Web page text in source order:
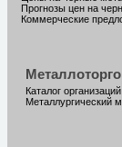
Прогнозы цен на
Коммерческие
Каталог организаций
Металлургический